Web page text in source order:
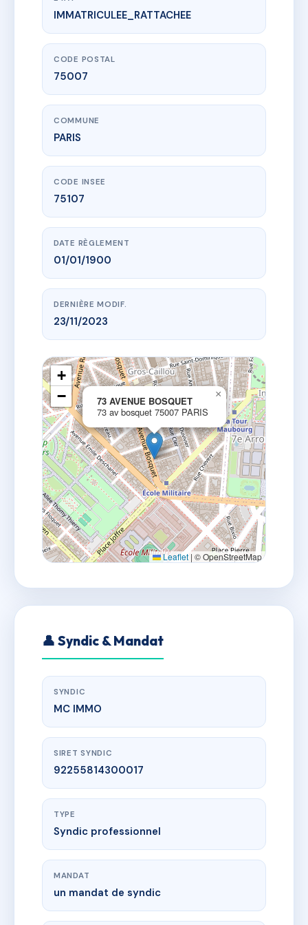
www.vme.plus/AA8015141
73 AVENUE BOSQUET
73 av bosquet
IMMATRICULEE_RATTACHEE
CODE POSTAL
75007
COMMUNE
PARIS
CODE INSEE
75107
DATE RÈGLEMENT
01/01/1900
DERNIÈRE MODIF.
23/11/2023
73 AVENUE BOSQUET
73 av bosquet 75007 PARIS
×
+
−
Leaflet | © OpenStreetMap
👤 Syndic & Mandat
SYNDIC
MC IMMO
SIRET SYNDIC
92255814300017
TYPE
Syndic professionnel
MANDAT
un mandat de syndic